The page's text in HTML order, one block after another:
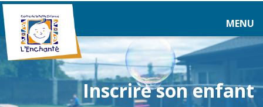
MENU
Inscrire son enfant